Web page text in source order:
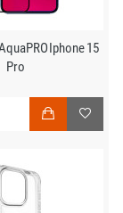
Iphone 15
Pro